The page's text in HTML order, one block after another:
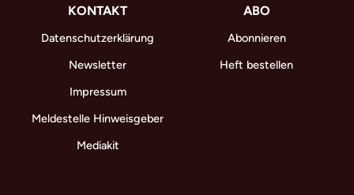
KONTAKT
Datenschutzerklärung
Newsletter
Impressum
Meldestelle Hinweisgeber
Mediakit
ABO
Abonnieren
Heft bestellen